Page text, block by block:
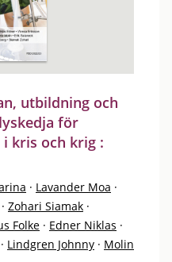
utbildning och
för
kris och krig :
· Lavander Moa ·
· Zohari Siamak ·
Folke · Edner Niklas ·
· Lindgren Johnny · Molin